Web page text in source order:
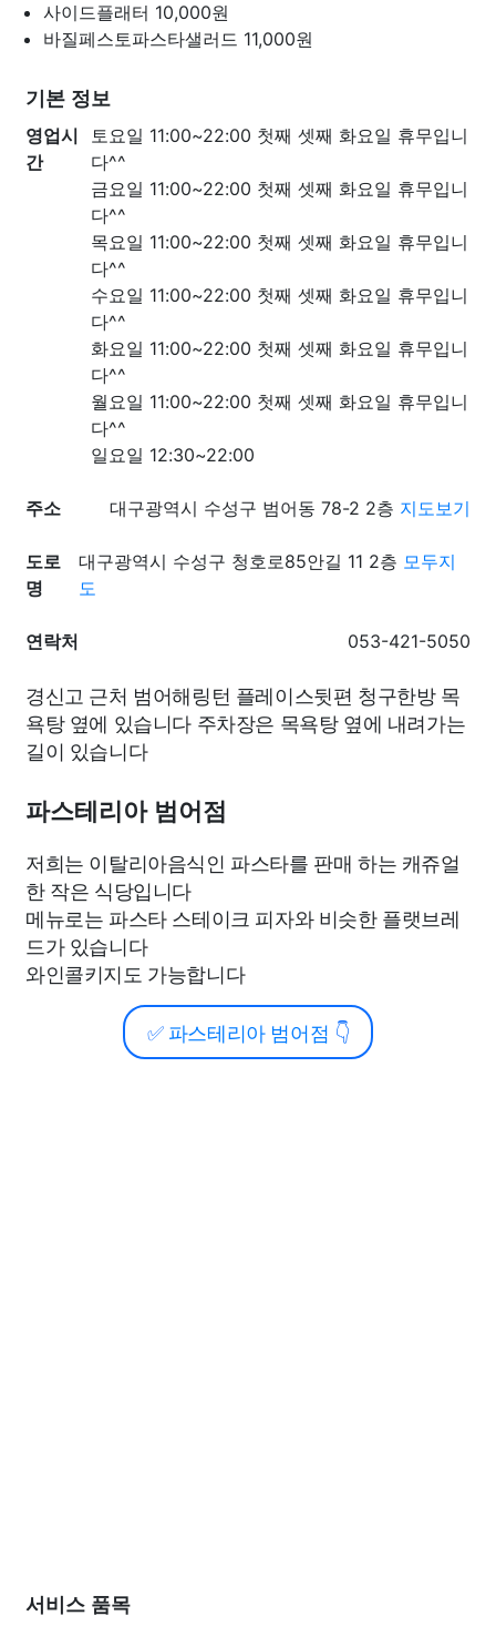
사이드플래터 10,000원
바질페스토파스타샐러드 11,000원
기본 정보
영업시
간
토요일 11:00~22:00 첫째 셋째 화요일 휴무입니
다^^
금요일 11:00~22:00 첫째 셋째 화요일 휴무입니
다^^
목요일 11:00~22:00 첫째 셋째 화요일 휴무입니
다^^
수요일 11:00~22:00 첫째 셋째 화요일 휴무입니
다^^
화요일 11:00~22:00 첫째 셋째 화요일 휴무입니
다^^
월요일 11:00~22:00 첫째 셋째 화요일 휴무입니
다^^
일요일 12:30~22:00
주소 대구광역시 수성구 범어동 78-2 2층 지도보기
도로
명
대구광역시 수성구 청호로85안길 11 2층 모두지
도
연락처 053-421-5050
경신고 근처 범어해링턴 플레이스뒷편 청구한방 목
욕탕 옆에 있습니다 주차장은 목욕탕 옆에 내려가는
길이 있습니다
파스테리아 범어점
저희는 이탈리아음식인 파스타를 판매 하는 캐쥬얼
한 작은 식당입니다
메뉴로는 파스타 스테이크 피자와 비슷한 플랫브레
드가 있습니다
와인콜키지도 가능합니다
✅파스테리아 범어점 👇
서비스 품목